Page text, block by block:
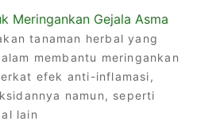
Meringankan Gejala Asma
tanaman herbal yang
membantu meringankan
efek anti-inflamasi,
namun, seperti
lain